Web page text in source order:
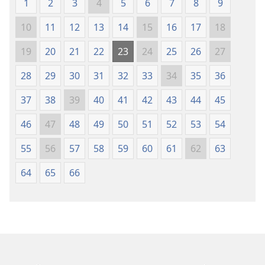
Ya no queda ningún astillero.
*
11 Él ha extendido su mano sobre el mar;
ha sacudido reinos.
Jehová ha mandado destruir las fortalezas de
Fenicia.
12 Y él dice: “No te alegrarás más, +
tú, la oprimida, la hija virgen de Sidón.
Levántate, cruza hacia Kitim.
Ni siquiera allí tendrás tranquilidad”.
13 ¡Miren! La tierra de los caldeos.
Este es el pueblo —y no Asiria—
que la convirtió en un lugar para las criaturas
(revisión
del
2019)
(revisión
del
2019)
1 2 3 4 5 6 7 8
9
10
11 12 13 14 15 16 17
18
19
20 21 22 23 24 25 26
27
28
29 30 31 32 33 34 35
36
37
38 39 40 41 42 43 44
45
46
47 48 49 50 51 52 53
54
55
56 57 58 59 60 61 62
63
64
65 66